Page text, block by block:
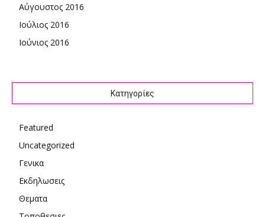
Αύγουστος 2016
Ιούλιος 2016
Ιούνιος 2016
Kατηγορίες
Featured
Uncategorized
Γενικα
Εκδηλωσεις
Θεματα